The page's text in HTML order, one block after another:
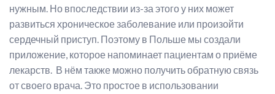
нужным. Но впоследствии из-за этого у них может
развиться хроническое заболевание или произойти
сердечный приступ. Поэтому в Польше мы создали
приложение, которое напоминает пациентам о приёме
лекарств. В нём также можно получить обратную связь
от своего врача. Это простое в использовании